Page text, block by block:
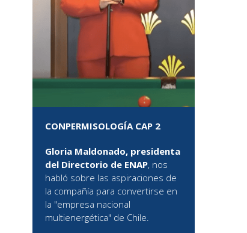
CONPERMISOLOGÍA CAP 2
Gloria Maldonado, presidenta
del Directorio de ENAP, nos
habló sobre las aspiraciones de
la compañía para convertirse en
la "empresa nacional
multienergética" de Chile.